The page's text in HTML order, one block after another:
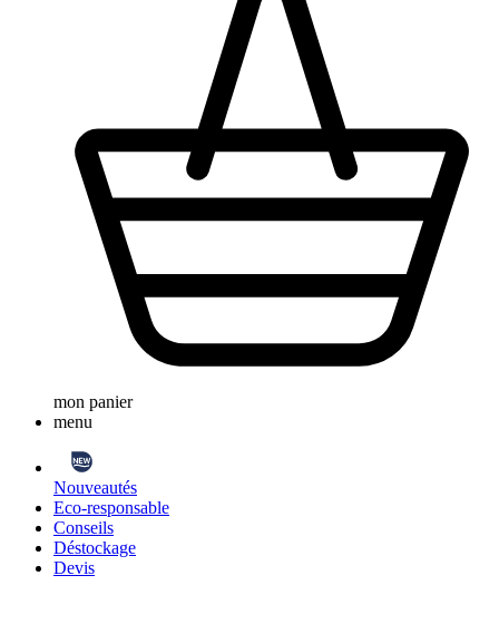
mon panier
menu
Nouveautés
Eco-responsable
Conseils
Déstockage
Devis